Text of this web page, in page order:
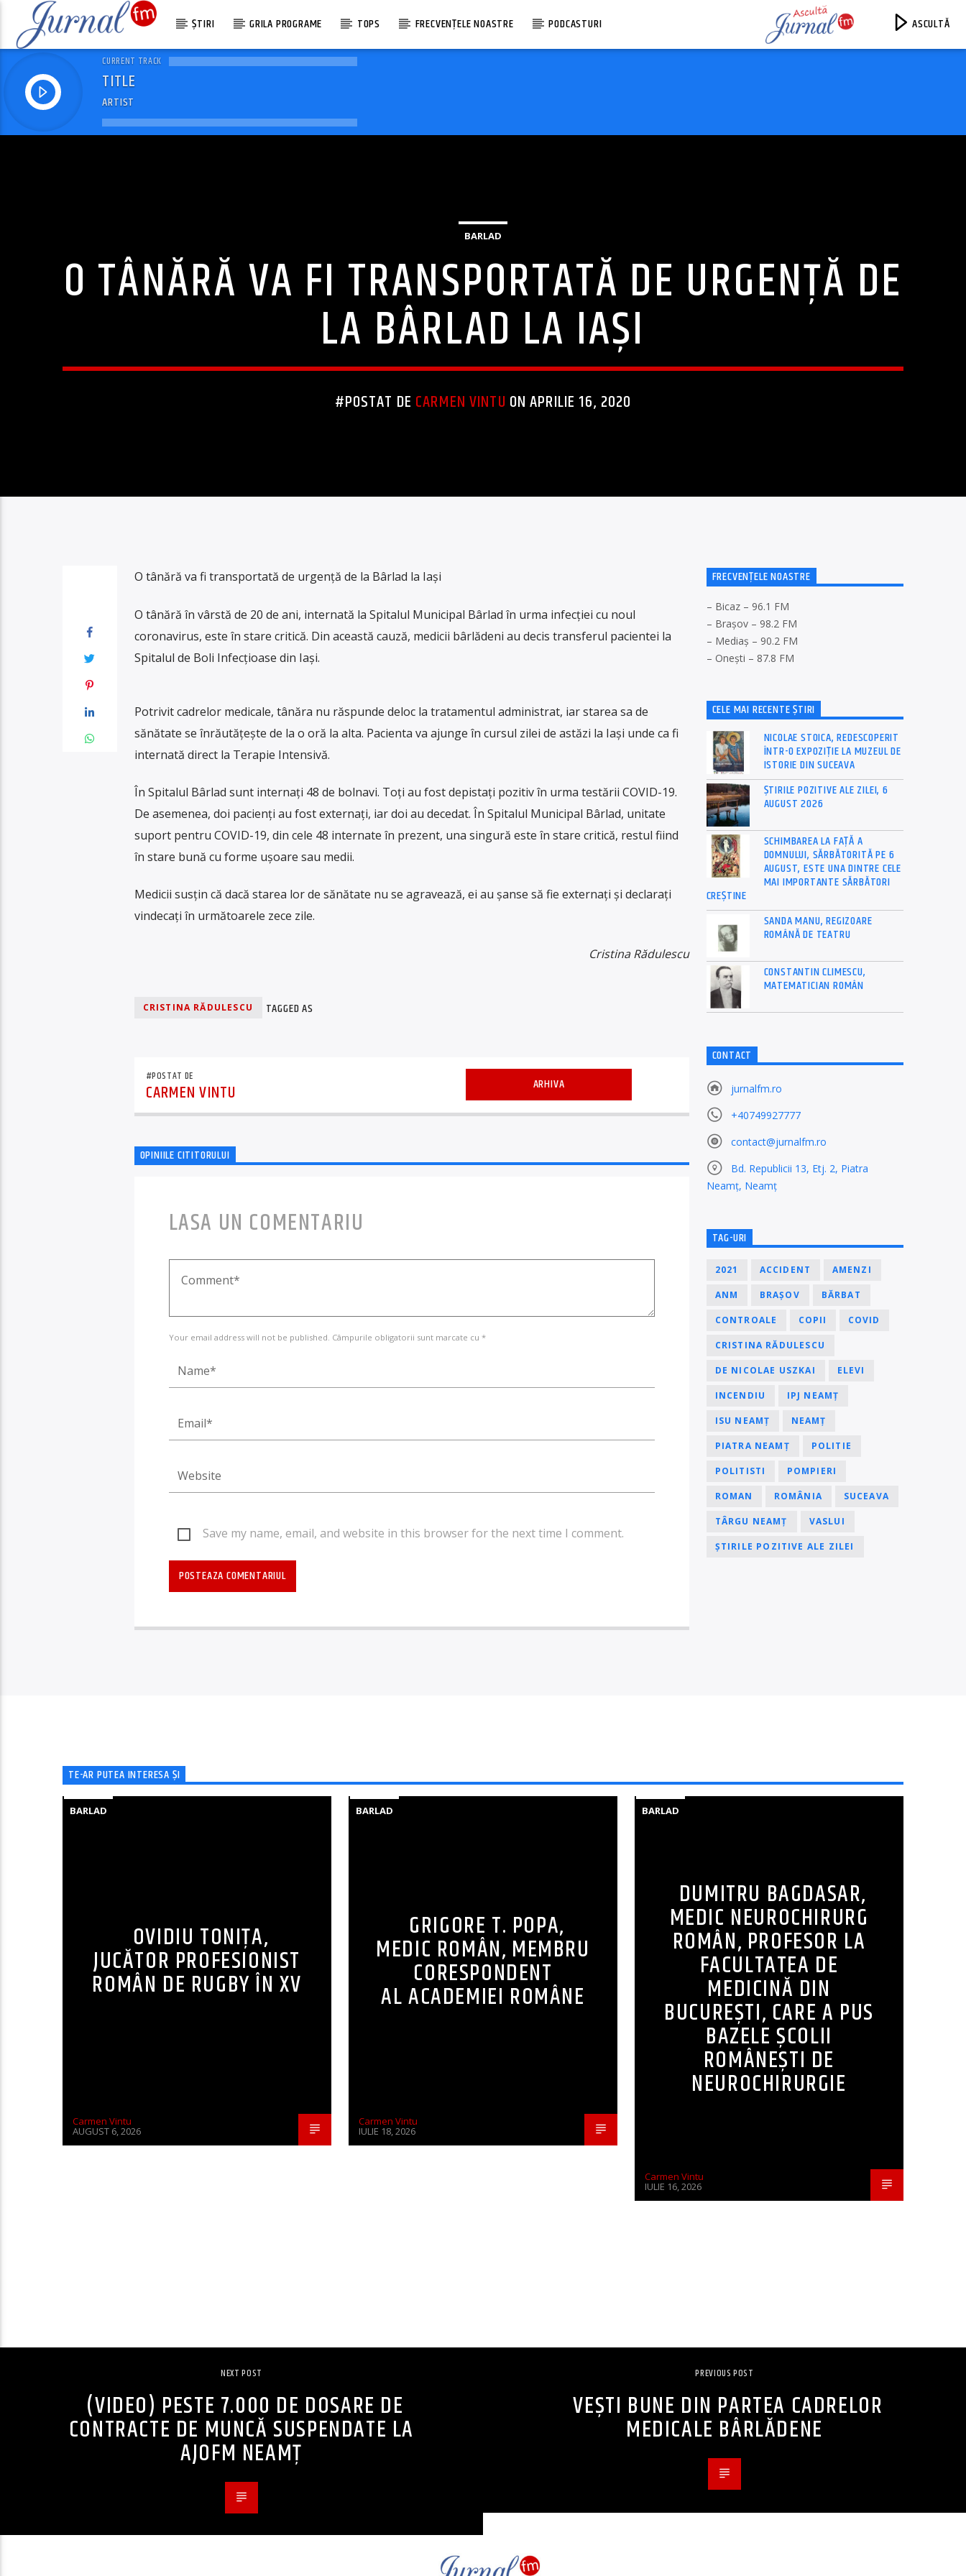
ȘTIRI GRILA PROGRAME TOPS FRECVENȚELE NOASTRE PODCASTURI ASCULTĂ
CURRENT TRACK
TITLE
ARTIST
BARLAD
O TÂNĂRĂ VA FI TRANSPORTATĂ DE URGENȚĂ DE
LA BÂRLAD LA IAȘI
#POSTAT DE CARMEN VINTU ON APRILIE 16, 2020
O tânără va fi transportată de urgență de la Bârlad la Iași
O tânără în vârstă de 20 de ani, internată la Spitalul Municipal Bârlad în urma infecției cu noul
coronavirus, este în stare critică. Din această cauză, medicii bârlădeni au decis transferul pacientei la
Spitalul de Boli Infecțioase din Iași.
Potrivit cadrelor medicale, tânăra nu răspunde deloc la tratamentul administrat, iar starea sa de
sănătate se înrăutățește de la o oră la alta. Pacienta va ajunge în cursul zilei de astăzi la Iași unde ca fi
internată direct la Terapie Intensivă.
În Spitalul Bârlad sunt internați 48 de bolnavi. Toți au fost depistați pozitiv în urma testării COVID-19.
De asemenea, doi pacienți au fost externați, iar doi au decedat. În Spitalul Municipal Bârlad, unitate
suport pentru COVID-19, din cele 48 internate în prezent, una singură este în stare critică, restul fiind
în stare bună cu forme ușoare sau medii.
Medicii susțin că dacă starea lor de sănătate nu se agravează, ei au șanse să fie externați și declarați
vindecați în următoarele zece zile.
Cristina Rădulescu
TAGGED AS
CRISTINA RĂDULESCU
#POSTAT DE
CARMEN VINTU ARHIVA
OPINIILE CITITORULUI
LASA UN COMENTARIU
Your email address will not be published. Câmpurile obligatorii sunt marcate cu *
Save my name, email, and website in this browser for the next time I comment.
FRECVENȚELE NOASTRE
– Bicaz – 96.1 FM
– Brașov – 98.2 FM
– Mediaș – 90.2 FM
– Onești – 87.8 FM
CELE MAI RECENTE ȘTIRI
NICOLAE STOICA, REDESCOPERIT
ÎNTR-O EXPOZIȚIE LA MUZEUL DE
ISTORIE DIN SUCEAVA
ȘTIRILE POZITIVE ALE ZILEI, 6
AUGUST 2026
SCHIMBAREA LA FAȚĂ A
DOMNULUI, SĂRBĂTORITĂ PE 6
AUGUST, ESTE UNA DINTRE CELE
MAI IMPORTANTE SĂRBĂTORI
CREȘTINE
SANDA MANU, REGIZOARE
ROMÂNĂ DE TEATRU
CONSTANTIN CLIMESCU,
MATEMATICIAN ROMÂN
CONTACT
jurnalfm.ro
+40749927777
contact@jurnalfm.ro
Bd. Republicii 13, Etj. 2, Piatra
Neamț, Neamț
TAG-URI
2021 ACCIDENT AMENZI
ANM BRAȘOV BĂRBAT
CONTROALE COPII COVID
CRISTINA RĂDULESCU
DE NICOLAE USZKAI ELEVI
INCENDIU IPJ NEAMȚ
ISU NEAMȚ NEAMȚ
PIATRA NEAMȚ POLITIE
POLITISTI POMPIERI
ROMAN ROMÂNIA SUCEAVA
TÂRGU NEAMȚ VASLUI
ȘTIRILE POZITIVE ALE ZILEI
TE-AR PUTEA INTERESA ȘI
BARLAD
OVIDIU TONIȚA,
JUCĂTOR PROFESIONIST
ROMÂN DE RUGBY ÎN XV
Carmen Vintu
AUGUST 6, 2026
BARLAD
GRIGORE T. POPA,
MEDIC ROMÂN, MEMBRU
CORESPONDENT
AL ACADEMIEI ROMÂNE
Carmen Vintu
IULIE 18, 2026
BARLAD
DUMITRU BAGDASAR,
MEDIC NEUROCHIRURG
ROMÂN, PROFESOR LA
FACULTATEA DE
MEDICINĂ DIN
BUCUREȘTI, CARE A PUS
BAZELE ȘCOLII
ROMÂNEȘTI DE
NEUROCHIRURGIE
Carmen Vintu
IULIE 16, 2026
NEXT POST
(VIDEO) PESTE 7.000 DE DOSARE DE
CONTRACTE DE MUNCĂ SUSPENDATE LA
AJOFM NEAMȚ
PREVIOUS POST
VEȘTI BUNE DIN PARTEA CADRELOR
MEDICALE BÂRLĂDENE